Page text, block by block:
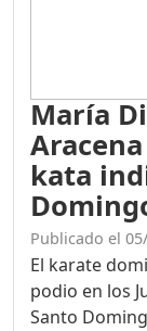
María
kata
Publicado el
El karate
podio en los
Santo